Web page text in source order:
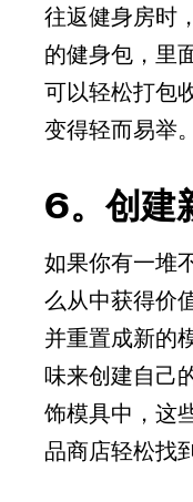
往返健身房时
的健身包，里
可以轻松打包
变得轻而易举。
6。创建
如果你有一堆
么从中获得价
并重置成新的
味来创建自己
饰模具中，这
品商店轻松找到